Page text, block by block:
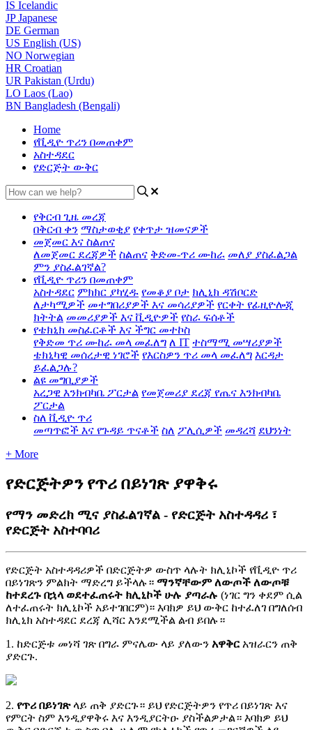
IS Icelandic
JPJapanese
DE German
US English (US)
NO Norwegian
HR Croatian
UR Pakistan (Urdu)
LO Laos (Lao)
BN Bangladesh (Bengali)
Home
የቪዲዮ ጥሪን በመጠቀም
አስተዳደር
የድርጅት ውቅር
የቅርብ ጊዜ መረጃ
በቅርብ ቀን ማስታወቂያ የቀጥታ ዝመናዎች
መጀመር እና ስልጠና
ለመጀመር ደረጃዎች ስልጠና ቅድመ-ጥሪ ሙከራ መለያ ያስፈልጋል
ምን ያስፈልገኛል?
የቪዲዮ ጥሪን በመጠቀም
አስተዳደር ምክክር ያካሂዱ የመቆያ ቦታ ክሊኒክ ዳሽቦርድ
ለታካሚዎች መተግበሪያዎች እና መሳሪያዎች የርቀት የፊዚዮሎጂ
ክትትል መመሪያዎች እና ቪዲዮዎች የስራ ፍሰቶች
የቴክኒክ መስፈርቶች እና ችግር መተኮስ
የቅድመ ጥሪ ሙከራ መላ መፈለግ ለ IT ተስማሚ መሣሪያዎች
ቴክኒካዊ መሰረታዊ ነገሮች የእርስዎን ጥሪ መላ መፈለግ እርዳታ
ይፈልጋሉ?
ልዩ መግቢያዎች
አረጋዊ እንክብካቤ ፖርታል የመጀመሪያ ደረጃ የጤና እንክብካቤ
ፖርታል
ስለ ቪዲዮ ጥሪ
መጣጥፎች እና የጉዳይ ጥናቶች ስለ ፖሊሲዎች መዳረሻ ደህንነት
+ More
የድርጅትዎን የጥሪ በይነገጽ ያዋቅሩ
የማን መድረክ ሚና ያስፈልገኛል - የድርጅት አስተዳዳሪ ፣
የድርጅት አስተባባሪ
የድርጅት አስተዳዳሪዎች በድርጅትዎ ውስጥ ላሉት ክሊኒኮች የቪዲዮ ጥሪ
በይነገጽን ምልክት ማድረግ ይችላሉ ። ማንኛቸውም ለውጦች ለውጦቹ
ከተደረጉ በኋላ ወደተፈጠሩት ክሊኒኮች ሁሉ ያጣራሉ (ነገር ግን ቀደም ሲል
ለተፈጠሩት ክሊኒኮች አይተገበርም)። እባክዎ ይህ ውቅር ከተፈለገ በግለሰብ
ክሊኒክ አስተዳደር ደረጃ ሊሻር እንደሚችል ልብ ይበሉ ።
1 . ከድርጅቱ መነሻ ገጽ በግራ ምናሌው ላይ ያለውን አዋቅር አዝራርን ጠቅ
ያድርጉ.
2. የጥሪ በይነገጽ ላይ ጠቅ ያድርጉ። ይህ የድርጅትዎን የጥሪ በይነገጽ እና
የምርት ስም እንዲያዋቅሩ እና እንዲያርትዑ ያስችልዎታል። እባክዎ ይህ